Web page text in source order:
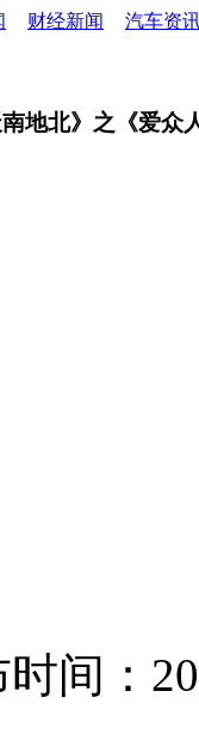
财经新闻
汽车资
地北》之《爱众
间：